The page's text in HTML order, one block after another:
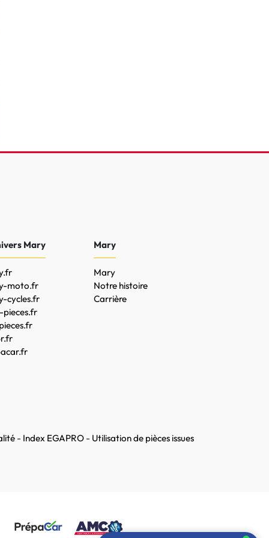
4WD
Mary
moto.fr
cycles.fr
pieces.fr
Mary
Mary
Notre histoire
Carrière
- Index EGAPRO - Utilisation de pièces issues